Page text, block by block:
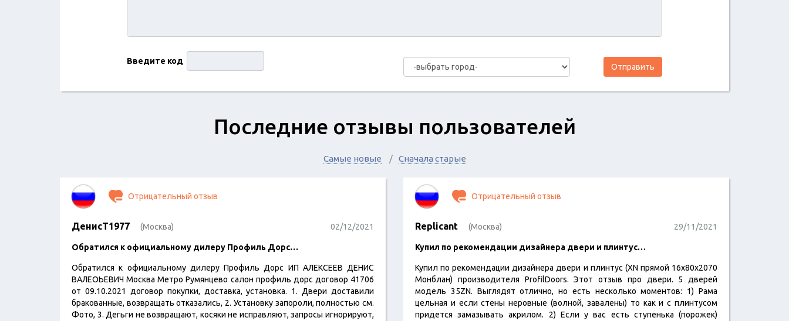
Введите код
Отправить
Последние отзывы пользователей
Самые новые Сначала старые
Отрицательный отзыв
ДенисТ1977 (Москва) 02/12/2021
Обратился к официальному дилеру Профиль Дорс…
Обратился к официальному дилеру Профиль Дорс ИП АЛЕКСЕЕВ ДЕНИС
ВАЛЕОЬЕВИЧ Москва Метро Румянцево салон профиль дорс договор 41706
от 09.10.2021 договор покупки, доставка, установка. 1. Двери доставили
бракованные, возвращать отказались, 2. Установку запороли, полностью см.
Фото, 3. Дегьги не возвращают, косяки не исправляют, запросы игнорируют,
читать отзыв
Отрицательный отзыв
Replicant (Москва) 29/11/2021
Купил по рекомендации дизайнера двери и плинтус…
Купил по рекомендации дизайнера двери и плинтус (XN прямой 16х80х2070
Монблан) производителя ProfilDoors. Этот отзыв про двери. 5 дверей
модель 35ZN. Выглядят отлично, но есть несколько моментов: 1) Рама
цельная и если стены неровные (волной, завалены) то как и с плинтусом
придется замазывать акрилом. 2) Если у вас есть ступенька (порожек)